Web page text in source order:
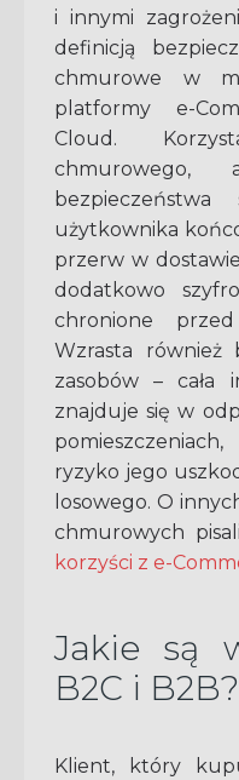
i innymi
definicją
chmurowe w
platformy e-
Cloud.
chmurowego,
użytkownika
przerw w
dodatkowo
chronione
Wzrasta również
zasobów – cała
znajduje się w
ryzyko jego
losowego. O
chmurowych
korzyści z e-
Jakie są
B2C i B2B?
Klient, który